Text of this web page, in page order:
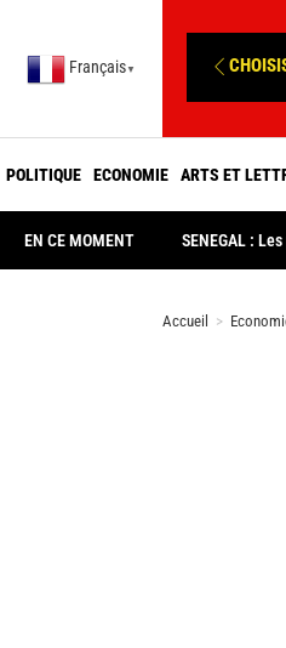
Français ▼
POLITIQUE ECONOMIE ARTS ET
EN CE MOMENT SENEGAL :
Accueil >